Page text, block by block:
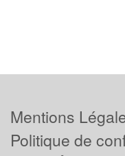
Mentions
Politique de